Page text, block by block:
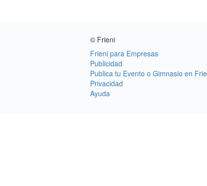
© Frieni
Frieni para Empresas
Publicidad
Publica tu Evento o Gimnasio en
Privacidad
Ayuda